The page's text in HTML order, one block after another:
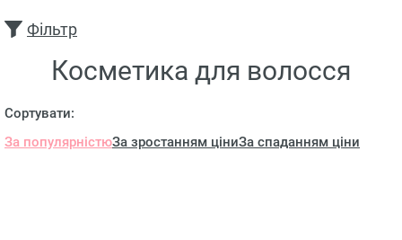
Фільтр
Косметика для волосся
Сортувати:
За популярністюЗа зростанням ціниЗа спаданням ціни